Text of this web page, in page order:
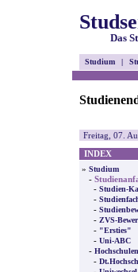
Das
Studium |
Freitag, 07.
INDEX
» Studium
-
- Studien-
-
-
- ZVS-
- "Ersties"
- Uni-ABC
- Hochschulen
-